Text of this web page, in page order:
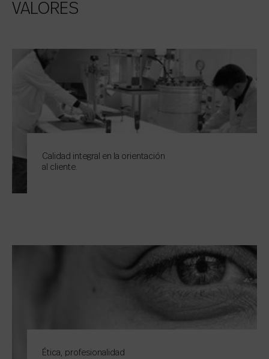
VALORES
Calidad integral en la orientación
al cliente.
Ética, profesionalidad